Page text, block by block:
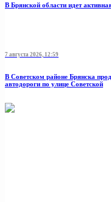
В Брянской области идет
7 августа 2026, 12:59
В Советском районе Брянска
автодороги по улице Советской